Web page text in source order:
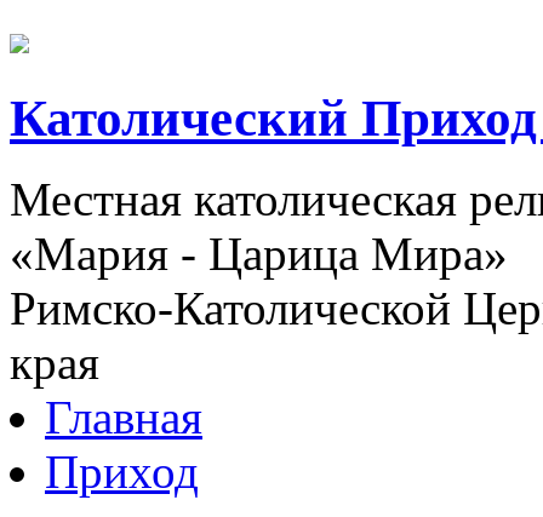
Католический
Местная католическая
«Мария - Царица Мира»
Римско-Католической
края
Главная
Приход